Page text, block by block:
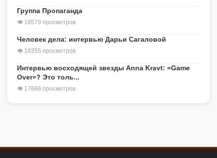
Группа Пропаганда
👁 18579 просмотров
Человек дела: интервью Дарьи Сагаловой
👁 18355 просмотров
Интервью восходящей звезды Anna Kravt: «Game
Over»? Это толь...
👁 17686 просмотров